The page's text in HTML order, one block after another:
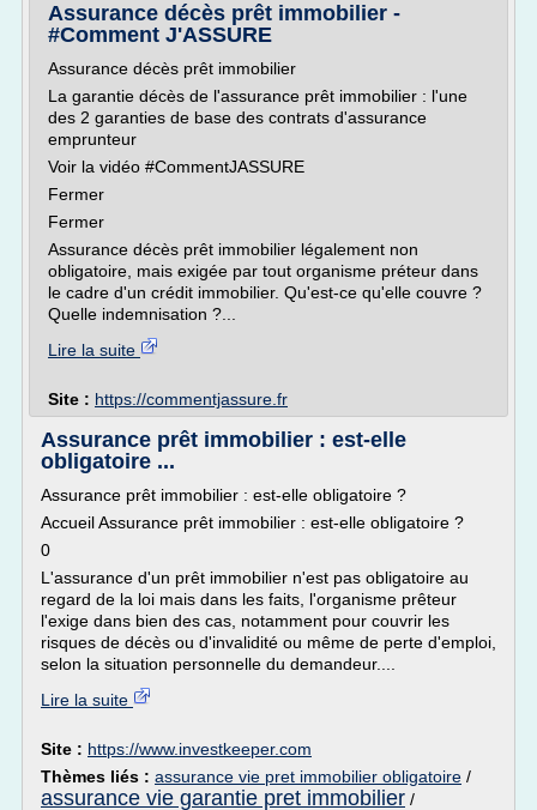
Assurance décès prêt immobilier -
#Comment J'ASSURE
Assurance décès prêt immobilier
La garantie décès de l'assurance prêt immobilier : l'une
des 2 garanties de base des contrats d'assurance
emprunteur
Voir la vidéo #CommentJASSURE
Fermer
Fermer
Assurance décès prêt immobilier légalement non
obligatoire, mais exigée par tout organisme préteur dans
le cadre d'un crédit immobilier. Qu'est-ce qu'elle couvre ?
Quelle indemnisation ?...
Lire la suite
Site : https://commentjassure.fr
Assurance prêt immobilier : est-elle
obligatoire ...
Assurance prêt immobilier : est-elle obligatoire ?
Accueil Assurance prêt immobilier : est-elle obligatoire ?
0
L'assurance d'un prêt immobilier n'est pas obligatoire au
regard de la loi mais dans les faits, l'organisme prêteur
l'exige dans bien des cas, notamment pour couvrir les
risques de décès ou d'invalidité ou même de perte d'emploi,
selon la situation personnelle du demandeur....
Lire la suite
Site : https://www.investkeeper.com
Thèmes liés : assurance vie pret immobilier obligatoire /
assurance vie garantie pret immobilier /